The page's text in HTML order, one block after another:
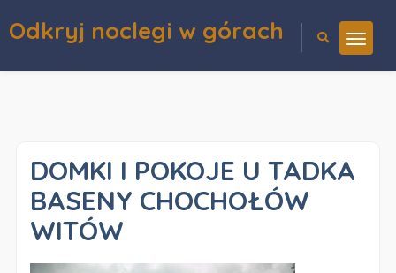
Odkryj noclegi w górach
DOMKI I POKOJE U TADKA
BASENY CHOCHOŁÓW
WITÓW